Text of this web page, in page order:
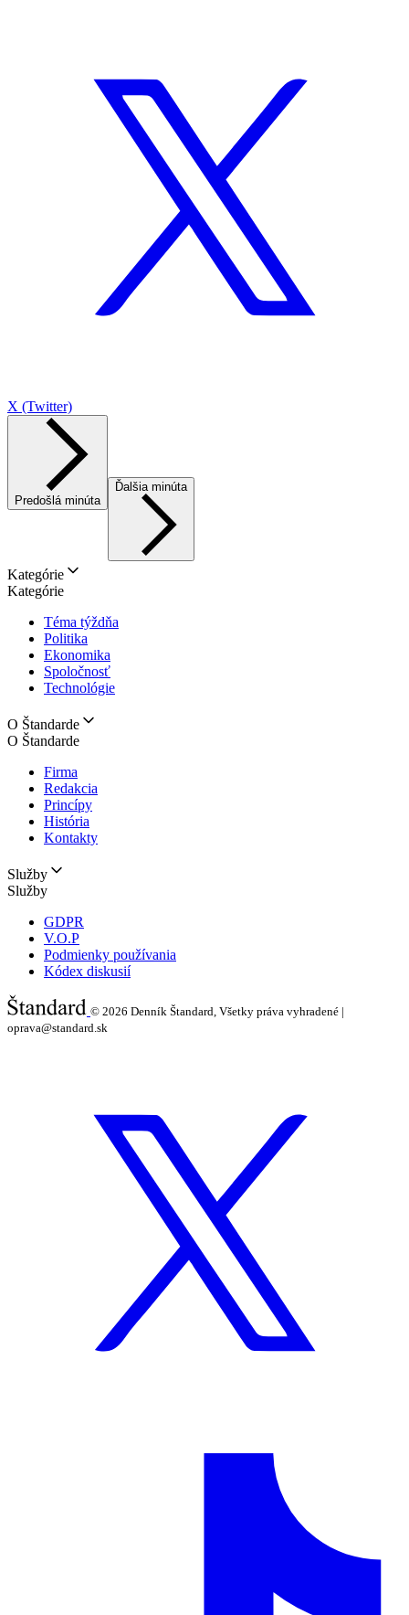
X (Twitter)
Predošlá minúta
Ďalšia minúta
Kategórie
Kategórie
Téma týždňa
Politika
Ekonomika
Spoločnosť
Technológie
O Štandarde
O Štandarde
Firma
Redakcia
Princípy
História
Kontakty
Služby
Služby
GDPR
V.O.P
Podmienky používania
Kódex diskusií
© 2026 Denník Štandard, Všetky práva vyhradené |
oprava@standard.sk